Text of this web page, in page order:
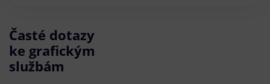
Časté dotazy
ke grafickým
službám